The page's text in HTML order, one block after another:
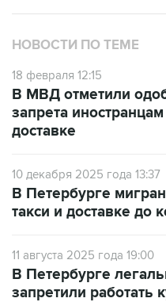
НОВОСТИ ПО ТЕМЕ
18 февраля 12:15
В МВД отметили
запрета
доставке
10 декабря 2025 года 13:37
В Петербурге
такси и доставке до
11 августа 2025 года 19:00
В Петербурге
запретили работать